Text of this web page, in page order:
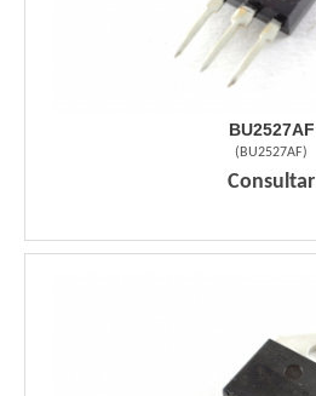
BU2527AF
( BU2527AF)
Consultar